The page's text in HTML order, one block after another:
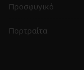
Προσφυγικό
Πορτραίτα